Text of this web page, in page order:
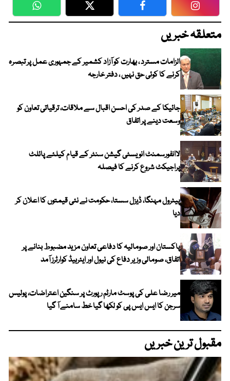
WhatsApp Twitter Facebook
متعلقہ خبریں
الزامات مسترد ، بھارت کو آزاد کشمیر کے جمہوری عمل پر تبصرہ
کرنے کا کوئی حق نہیں ، دفتر خارجہ
جائیکا کے صدر کی احسن اقبال سے ملاقات، ترقیاتی تعاون کو
وسعت دینے پر اتفاق
لاانفورسمنٹ انویسٹی گیشن سنٹر کے قیام کیلئے پائلٹ
پراجیکٹ شروع کرنے کا فیصلہ
پیٹرول مہنگا، ڈیزل سستا، حکومت نے نئی قیمتوں کا اعلان کر
دیا
پاکستان اور صومالیہ کا دفاعی تعاون مزید مضبوط بنانے پر
اتفاق، صومالی وزیر دفاع کی نیول اور ایئرہیڈ کوارٹرز آمد
میر رضا علی کی پوسٹ مارٹم رپورٹ پر سنگین اعتراضات، پولیس
سرجن کا ایس ایس پی کو لکھا گیا خط سامنے آ گیا
مقبول ترین خبریں